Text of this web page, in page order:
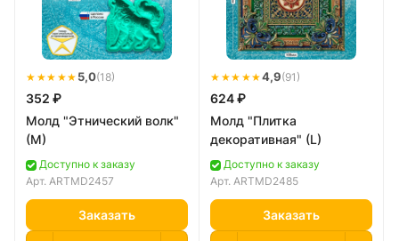
★★★★★ 5,0(18)
352 ₽
Молд "Этнический волк"
(M)
Доступно к заказу
Арт. ARTMD2457
Заказать
★★★★★4,9(91)
624 ₽
Молд "Плитка
декоративная" (L)
Доступно к заказу
Арт. ARTMD2485
Заказать